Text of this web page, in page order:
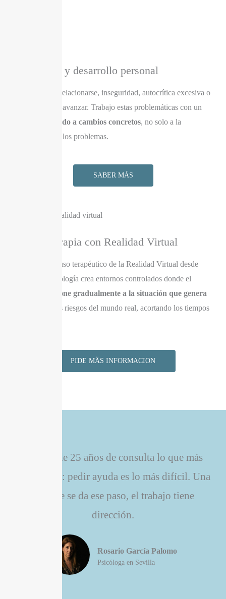
Autoestima y desarrollo personal
Dificultad para relacionarse, inseguridad, autocrítica excesiva o
sensación de no avanzar. Trabajo estas problemáticas con un
orientado a cambios concretos, no solo a la
comprensión de los problemas.
SABER MÁS
Terapia con Realidad Virtual
Especialista en uso terapéutico de la Realidad Virtual desde
2018. Esta tecnología crea entornos controlados donde el
se expone gradualmente a la situación que genera
sin los riesgos del mundo real, acortando los tiempos
PIDE MÄS INFORMACION
En más de 25 años de consulta lo que más
veo es esto: pedir ayuda es lo más difícil. Una
vez que se da ese paso, el trabajo tiene
dirección.
Rosario García Palomo
Psicóloga en Sevilla